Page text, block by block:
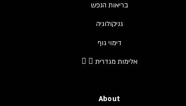
בריאות הנפש
גניקולוגיה
דימוי גוף
אלימות מגדרית
About